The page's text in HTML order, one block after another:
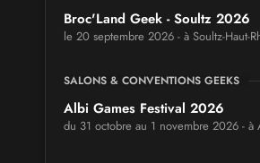
Broc'Land Geek - Soultz 2026
le 20 septembre 2026 - à Soultz-Haut-
SALONS & CONVENTIONS GEEKS
Albi Games Festival 2026
du 31 octobre au 1 novembre 2026 - à